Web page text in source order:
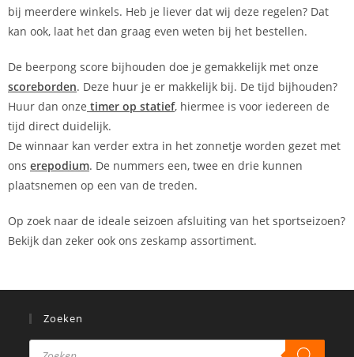
bij meerdere winkels. Heb je liever dat wij deze regelen? Dat
kan ook, laat het dan graag even weten bij het bestellen.
De beerpong score bijhouden doe je gemakkelijk met onze
scoreborden. Deze huur je er makkelijk bij. De tijd bijhouden?
Huur dan onze timer op statief, hiermee is voor iedereen de
tijd direct duidelijk.
De winnaar kan verder extra in het zonnetje worden gezet met
ons erepodium. De nummers een, twee en drie kunnen
plaatsnemen op een van de treden.
Op zoek naar de ideale seizoen afsluiting van het sportseizoen?
Bekijk dan zeker ook ons zeskamp assortiment.
Zoeken